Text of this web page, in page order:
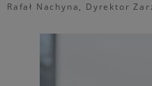
Rafał Nachyna, Dyrektor